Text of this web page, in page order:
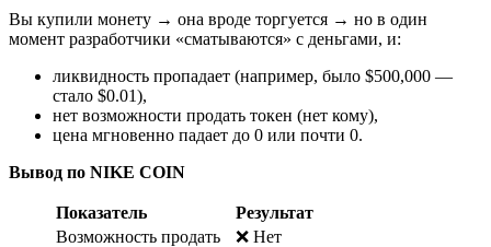
Вы купили монету → она вроде торгуется → но в один
момент разработчики «сматываются» с деньгами, и:
ликвидность пропадает (например, было $500,000 —
стало $0.01),
нет возможности продать токен (нет кому),
цена мгновенно падает до 0 или почти 0.
Вывод по NIKE COIN
Показатель
Результат
Возможность продать
❌ Нет